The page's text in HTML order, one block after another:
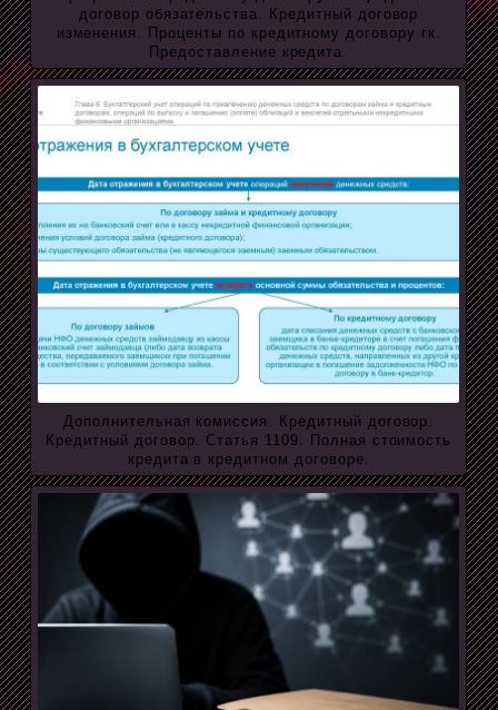
договор обязательства. Кредитный договор
изменения. Проценты по кредитному договору гк.
Предоставление кредита.
Дополнительная комиссия. Кредитный договор.
Кредитный договор. Статья 1109. Полная стоимость
кредита в кредитном договоре.